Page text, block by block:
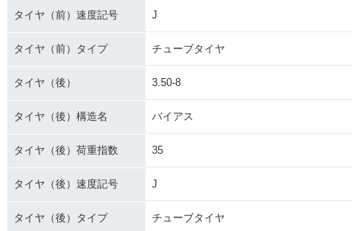
タイヤ（前）速度記号 J
タイヤ（前）タイプ チューブタイヤ
タイヤ（後） 3.50-8
タイヤ（後）構造名 バイアス
タイヤ（後）荷重指数 35
タイヤ（後）速度記号 J
タイヤ（後）タイプ チューブタイヤ